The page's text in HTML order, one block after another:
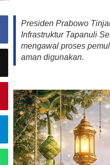
Presiden Prabowo
Infrastruktur Tapanuli
mengawal proses
aman digunakan.